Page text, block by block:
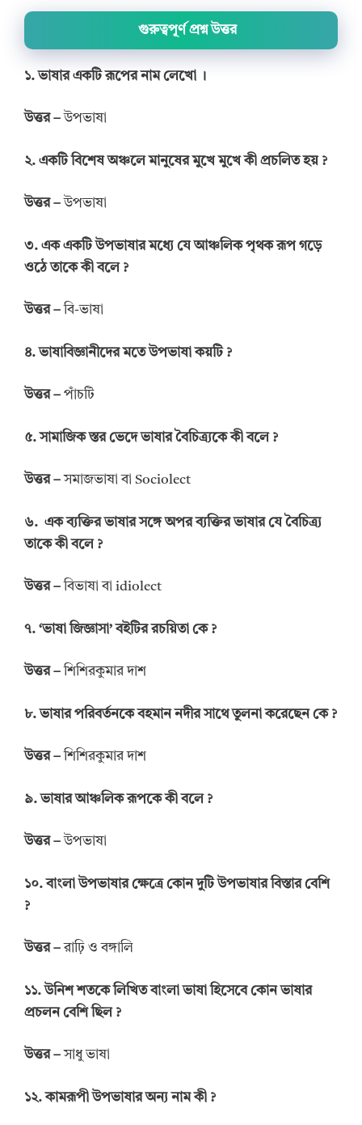
গুরুত্বপূর্ণ প্রশ্ন উত্তর
১. ভাষার একটি রূপের নাম লেখো ।
উত্তর –উপভাষা
২. একটি বিশেষ অঞ্চলে মানুষের মুখে মুখে কী প্রচলিত হয় ?
উত্তর –উপভাষা
৩. এক একটি উপভাষার মধ্যে যে আঞ্চলিক পৃথক রূপ গড়ে
ওঠে তাকে কী বলে ?
উত্তর –বি-ভাষা
৪. ভাষাবিজ্ঞানীদের মতে উপভাষা কয়টি ?
উত্তর – পাঁচটি
৫. সামাজিক স্তর ভেদে ভাষার বৈচিত্র্যকে কী বলে ?
উত্তর –সমাজভাষা বা Sociolect
৬. এক ব্যক্তির ভাষার সঙ্গে অপর ব্যক্তির ভাষার যে বৈচিত্র্য
তাকে কী বলে ?
উত্তর –বিভাষা বা idiolect
৭. ‘ভাষা জিজ্ঞাসা’ বইটির রচয়িতা কে ?
উত্তর –শিশিরকুমার দাশ
৮. ভাষার পরিবর্তনকে বহমান নদীর সাথে তুলনা করেছেন কে ?
উত্তর –শিশিরকুমার দাশ
৯. ভাষার আঞ্চলিক রূপকে কী বলে ?
উত্তর –উপভাষা
১০. বাংলা উপভাষার ক্ষেত্রে কোন দুটি উপভাষার বিস্তার বেশি
?
উত্তর –রাঢ়ি ও বঙ্গালি
১১. উনিশ শতকে লিখিত বাংলা ভাষা হিসেবে কোন ভাষার
প্রচলন বেশি ছিল ?
উত্তর –সাধু ভাষা
১২. কামরূপী উপভাষার অন্য নাম কী ?